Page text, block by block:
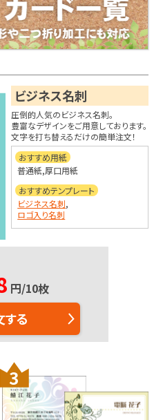
ビジネス名刺
圧倒的人気のビジネス名刺。
豊富なデザインをご用意しております。
文字を打ち替えるだけの簡単注文！
おすすめ用紙
普通紙,厚口用紙
おすすめテンプレート
ビジネス名刺,
ロゴ入り名刺
円/10枚
する
3